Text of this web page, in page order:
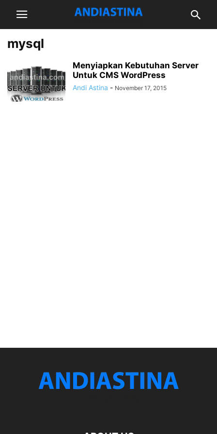
mysql
Menyiapkan Kebutuhan Server
Untuk CMS WordPress
Andi Astina - November 17, 2015